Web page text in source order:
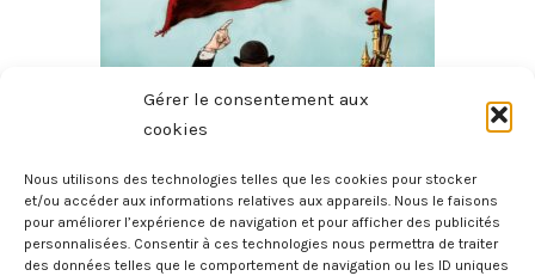
Gérer le consentement aux
cookies
Nous utilisons des technologies telles que les cookies pour stocker
et/ou accéder aux informations relatives aux appareils. Nous le faisons
pour améliorer l’expérience de navigation et pour afficher des publicités
personnalisées. Consentir à ces technologies nous permettra de traiter
des données telles que le comportement de navigation ou les ID uniques
Jaurès
3 juin 2026